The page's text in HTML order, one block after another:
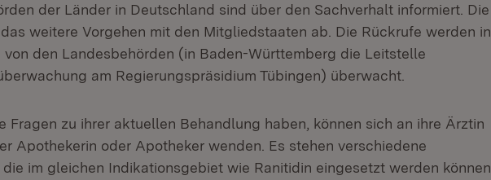
der Länder in Deutschland sind über den Sachverhalt informiert. Die
weitere Vorgehen mit den Mitgliedstaaten ab. Die Rückrufe werden in
von den Landesbehörden (in Baden-Württemberg die Leitstelle
am Regierungspräsidium Tübingen) überwacht.
Fragen zu ihrer aktuellen Behandlung haben, können sich an ihre Ärztin
Apothekerin oder Apotheker wenden. Es stehen verschiedene
im gleichen Indikationsgebiet wie Ranitidin eingesetzt werden können,